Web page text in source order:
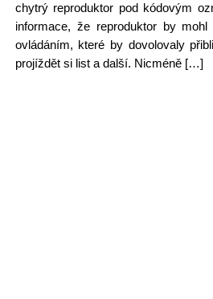
chytrý reproduktor pod kódovým
informace, že reproduktor by
ovládáním, které by dovolovaly
projíždět si list a další. Nicméně […]